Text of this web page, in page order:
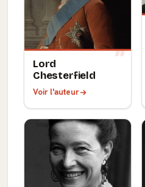
Lord
Chesterfield
Voir l'auteur